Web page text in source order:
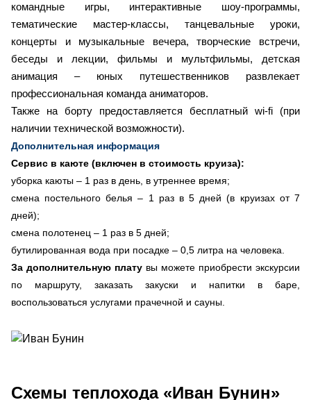
командные игры, интерактивные шоу-программы,
тематические мастер-классы, танцевальные уроки,
концерты и музыкальные вечера, творческие встречи,
беседы и лекции, фильмы и мультфильмы, детская
анимация – юных путешественников развлекает
профессиональная команда аниматоров.
Также на борту предоставляется бесплатный wi-fi (при
наличии технической возможности).
Дополнительная информация
Сервис в каюте (включен в стоимость круиза):
уборка каюты – 1 раз в день, в утреннее время;
смена постельного белья – 1 раз в 5 дней (в круизах от 7
дней);
смена полотенец – 1 раз в 5 дней;
бутилированная вода при посадке – 0,5 литра на человека.
За дополнительную платувы можете приобрести экскурсии
по маршруту, заказать закуски и напитки в баре,
воспользоваться услугами прачечной и сауны.
Схемы теплохода «Иван Бунин»